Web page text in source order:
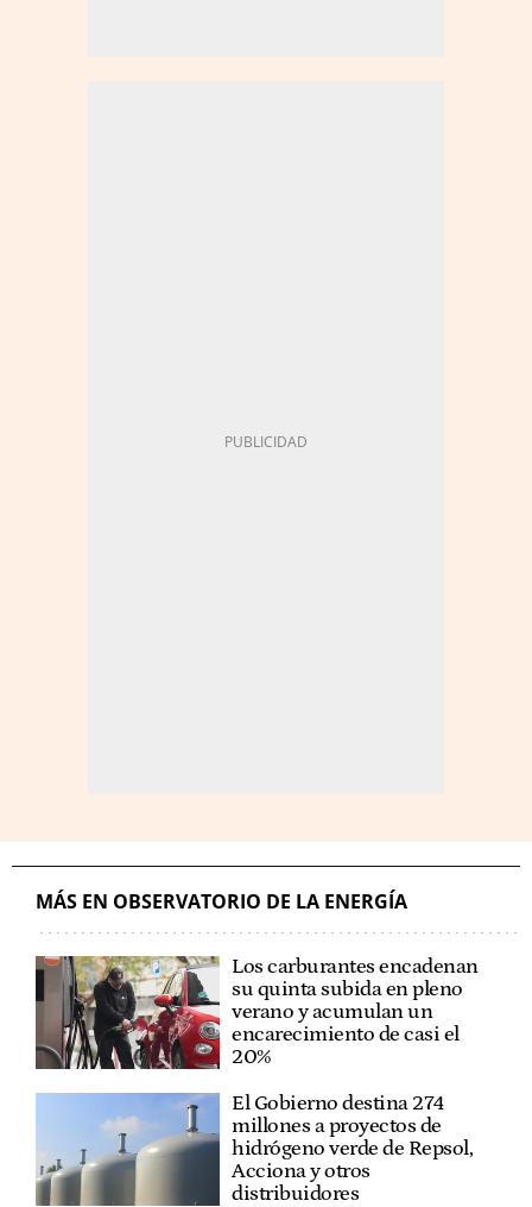
MÁS EN OBSERVATORIO DE LA ENERGÍA
Los carburantes encadenan
su quinta subida en pleno
verano y acumulan un
encarecimiento de casi el
20%
El Gobierno destina 274
millones a proyectos de
hidrógeno verde de Repsol,
Acciona y otros
distribuidores